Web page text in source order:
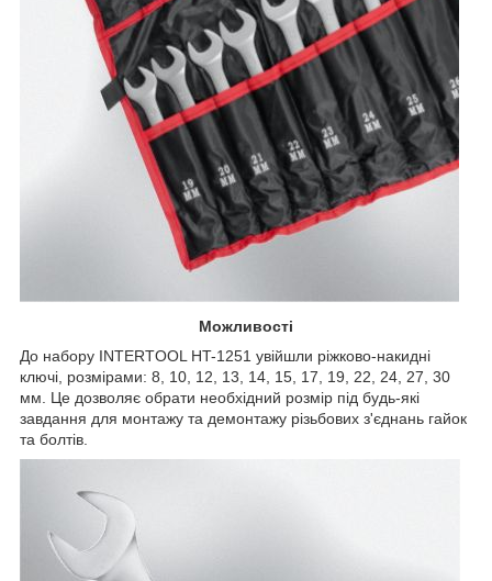
Можливості
До набору INTERTOOL HT-1251 увійшли ріжково-накидні
ключі, розмірами: 8, 10, 12, 13, 14, 15, 17, 19, 22, 24, 27, 30
мм. Це дозволяє обрати необхідний розмір під будь-які
завдання для монтажу та демонтажу різьбових з'єднань гайок
та болтів.